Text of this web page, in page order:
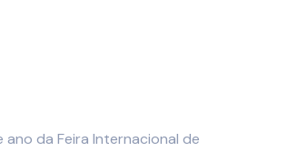
da Feira Internacional de